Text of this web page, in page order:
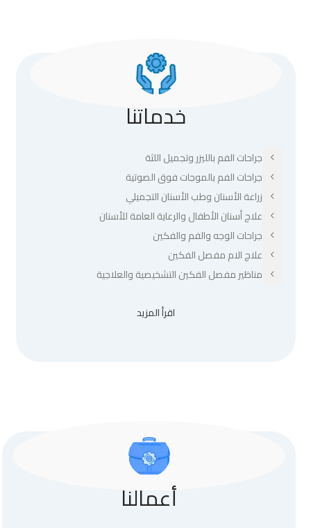
خدماتنا
جراحات الفم بالليزر وتجميل اللثة
جراحات الفم بالموجات فوق الصوتية
زراعة الأسنان وطب الأسنان التجميلي
علاج أسنان الأطفال والرعاية العامة للأسنان
جراحات الوجه والفم والفكين
علاج الام مفصل الفكين
مناظير مفصل الفكين التشخيصية والعلاجية
اقرأ المزيد
أعمالنا